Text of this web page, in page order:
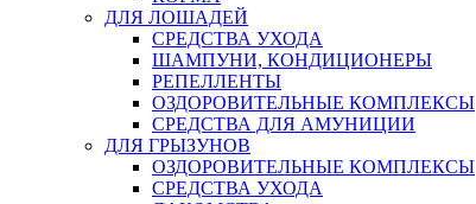
ДЛЯ ЛОШАДЕЙ
СРЕДСТВА УХОДА
ШАМПУНИ, КОНДИЦИОНЕРЫ
РЕПЕЛЛЕНТЫ
ОЗДОРОВИТЕЛЬНЫЕ КОМПЛЕКСЫ
СРЕДСТВА ДЛЯ АМУНИЦИИ
ДЛЯ ГРЫЗУНОВ
ОЗДОРОВИТЕЛЬНЫЕ КОМПЛЕКСЫ
СРЕДСТВА УХОДА